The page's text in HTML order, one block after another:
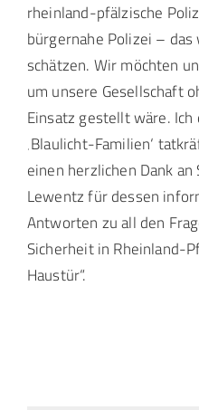
rheinland-pfälzische
bürgernahe Polizei –
schätzen. Wir möchten
um unsere Gesellschaft
Einsatz gestellt wäre. Ich
‚Blaulicht-Familien‘
einen herzlichen Dank
Lewentz für dessen
Antworten zu all den
Sicherheit in Rheinland-
Haustür“.